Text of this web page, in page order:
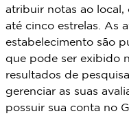
atribuir notas ao
até cinco estrelas. As
estabelecimento são
que pode ser exibido
resultados de
gerenciar as suas
possuir sua conta no